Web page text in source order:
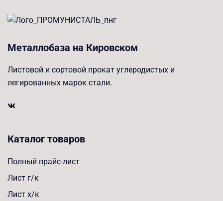
Металлобаза на Кировском
Листовой и сортовой прокат углеродистых и
легированных марок стали.
Каталог товаров
Полный прайс-лист
Лист г/к
Лист х/к